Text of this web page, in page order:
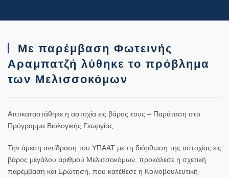
Με παρέμβαση Φωτεινής
Αραμπατζή λύθηκε το πρόβλημα
των Μελισσοκόμων
Αποκαταστάθηκε η αστοχία εις βάρος τους – Παράταση στο
Πρόγραμμα Βιολογικής Γεωργίας
Την άμεση αντίδραση του ΥΠΑΑΤ με τη διόρθωση της αστοχίας εις
βάρος μεγάλου αριθμού Μελισσοκόμων, προκάλεσε η σχετική
παρέμβαση και Ερώτηση, που κατέθεσε η Κοινοβουλευτική